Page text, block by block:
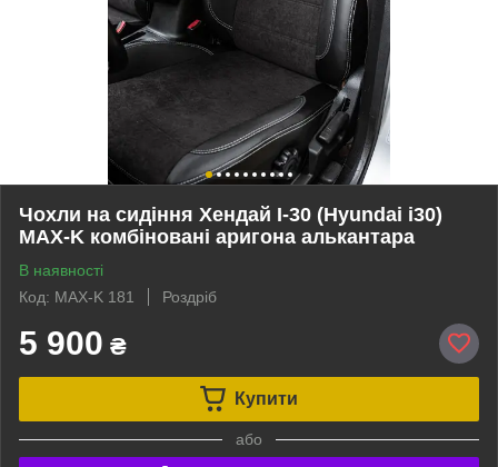
Чохли на сидіння Хендай І-30 (Hyundai i30)
MAX-K комбіновані аригона алькантара
В наявності
Код: MAX-K 181
Роздріб
5 900 ₴
Купити
або